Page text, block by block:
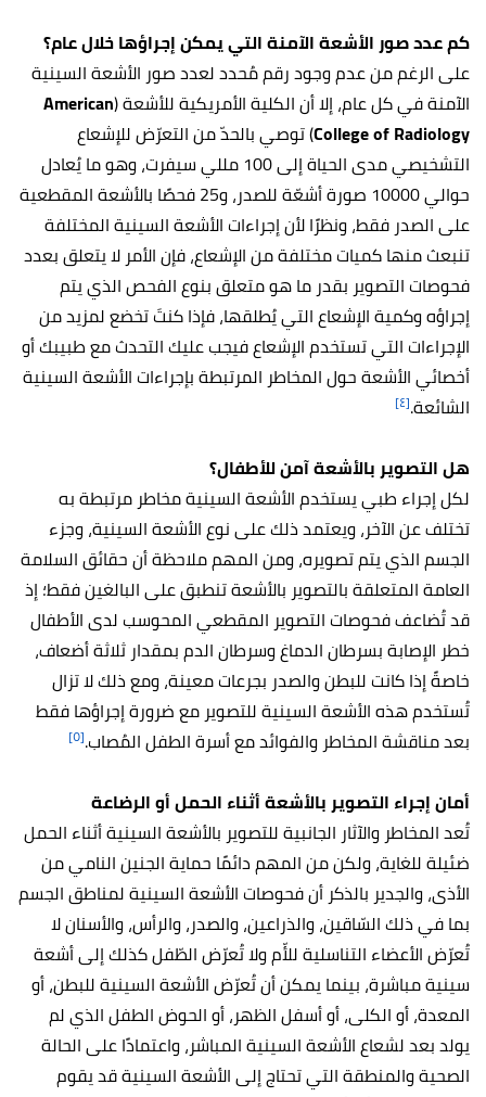
كم عدد صور الأشعة الآمنة التي يمكن إجراؤها خلال عام؟
على الرغم من عدم وجود رقم مُحدد لعدد صور الأشعة السينية
الآمنة في كل عام، إلا أن الكلية الأمريكية للأشعة (American
College of Radiology) توصي بالحدّ من التعرّض للإشعاع
التشخيصي مدى الحياة إلى 100 مللي سيفرت، وهو ما يُعادل
حوالي 10000 صورة أشعّة للصدر، و25 فحصًا بالأشعة المقطعية
على الصدر فقط، ونظرًا لأن إجراءات الأشعة السينية المختلفة
تنبعث منها كميات مختلفة من الإشعاع، فإن الأمر لا يتعلق بعدد
فحوصات التصوير بقدر ما هو متعلق بنوع الفحص الذي يتم
إجراؤه وكمية الإشعاع التي يُطلقها، فإذا كنتَ تخضع لمزيد من
الإجراءات التي تستخدم الإشعاع فيجب عليك التحدث مع طبيبك أو
أخصائي الأشعة حول المخاطر المرتبطة بإجراءات الأشعة السينية
الشائعة.[٤]
هل التصوير بالأشعة آمن للأطفال؟
لكل إجراء طبي يستخدم الأشعة السينية مخاطر مرتبطة به
تختلف عن الآخر، ويعتمد ذلك على نوع الأشعة السينية، وجزء
الجسم الذي يتم تصويره، ومن المهم ملاحظة أن حقائق السلامة
العامة المتعلقة بالتصوير بالأشعة تنطبق على البالغين فقط؛ إذ
قد تُضاعف فحوصات التصوير المقطعي المحوسب لدى الأطفال
خطر الإصابة بسرطان الدماغ وسرطان الدم بمقدار ثلاثة أضعاف،
خاصةً إذا كانت للبطن والصدر بجرعات معينة، ومع ذلك لا تزال
تُستخدم هذه الأشعة السينية للتصوير مع ضرورة إجراؤها فقط
بعد مناقشة المخاطر والفوائد مع أسرة الطفل المُصاب.[٥]
أمان إجراء التصوير بالأشعة أثناء الحمل أو الرضاعة
تُعد المخاطر والآثار الجانبية للتصوير بالأشعة السينية أثناء الحمل
ضئيلة للغاية، ولكن من المهم دائمًا حماية الجنين النامي من
الأذى، والجدير بالذكر أن فحوصات الأشعة السينية لمناطق الجسم
بما في ذلك السّاقين، والذراعين، والصدر، والرأس، والأسنان لا
تُعرّض الأعضاء التناسلية للأّم ولا تُعرّض الطّفل كذلك إلى أشعة
سينية مباشرة، بينما يمكن أن تُعرّض الأشعة السينية للبطن، أو
المعدة، أو الكلى، أو أسفل الظهر، أو الحوض الطفل الذي لم
يولد بعد لشعاع الأشعة السينية المباشر، واعتمادًا على الحالة
الصحية والمنطقة التي تحتاج إلى الأشعة السينية قد يقوم